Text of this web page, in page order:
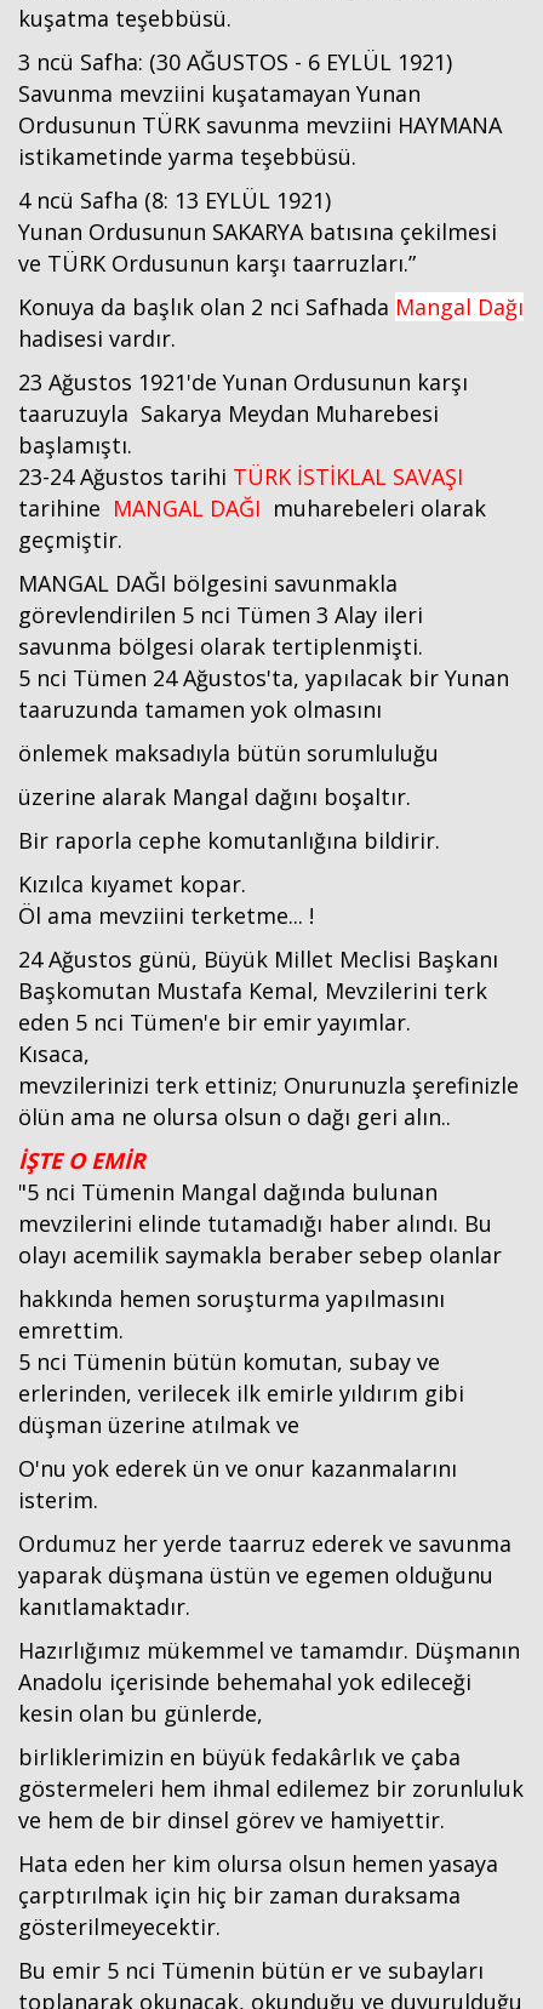
kuşatma teşebbüsü.
3 ncü Safha: (30 AĞUSTOS - 6 EYLÜL 1921)
Savunma mevziini kuşatamayan Yunan
Ordusunun TÜRK savunma mevziini HAYMANA
istikametinde yarma teşebbüsü.
4 ncü Safha (8: 13 EYLÜL 1921)
Yunan Ordusunun SAKARYA batısına çekilmesi
ve TÜRK Ordusunun karşı taarruzları.”
Konuya da başlık olan 2 nci Safhada Mangal Dağı
hadisesi vardır.
23 Ağustos 1921'de Yunan Ordusunun karşı
taaruzuyla Sakarya Meydan Muharebesi
başlamıştı.
23-24 Ağustos tarihi TÜRK İSTİKLAL SAVAŞI
tarihine MANGAL DAĞI muharebeleri olarak
geçmiştir.
MANGAL DAĞI bölgesini savunmakla
görevlendirilen 5 nci Tümen 3 Alay ileri
savunma bölgesi olarak tertiplenmişti.
5 nci Tümen 24 Ağustos'ta, yapılacak bir Yunan
taaruzunda tamamen yok olmasını
önlemek maksadıyla bütün sorumluluğu
üzerine alarak Mangal dağını boşaltır.
Bir raporla cephe komutanlığına bildirir.
Kızılca kıyamet kopar.
Öl ama mevziini terketme... !
24 Ağustos günü, Büyük Millet Meclisi Başkanı
Başkomutan Mustafa Kemal, Mevzilerini terk
eden 5 nci Tümen'e bir emir yayımlar.
Kısaca,
mevzilerinizi terk ettiniz; Onurunuzla şerefinizle
ölün ama ne olursa olsun o dağı geri alın..
İŞTE O EMİR
"5 nci Tümenin Mangal dağında bulunan
mevzilerini elinde tutamadığı haber alındı. Bu
olayı acemilik saymakla beraber sebep olanlar
hakkında hemen soruşturma yapılmasını
emrettim.
5 nci Tümenin bütün komutan, subay ve
erlerinden, verilecek ilk emirle yıldırım gibi
düşman üzerine atılmak ve
O'nu yok ederek ün ve onur kazanmalarını
isterim.
Ordumuz her yerde taarruz ederek ve savunma
yaparak düşmana üstün ve egemen olduğunu
kanıtlamaktadır.
Hazırlığımız mükemmel ve tamamdır. Düşmanın
Anadolu içerisinde behemahal yok edileceği
kesin olan bu günlerde,
birliklerimizin en büyük fedakârlık ve çaba
göstermeleri hem ihmal edilemez bir zorunluluk
ve hem de bir dinsel görev ve hamiyettir.
Hata eden her kim olursa olsun hemen yasaya
çarptırılmak için hiç bir zaman duraksama
gösterilmeyecektir.
Bu emir 5 nci Tümenin bütün er ve subayları
toplanarak okunacak, okunduğu ve duyurulduğu